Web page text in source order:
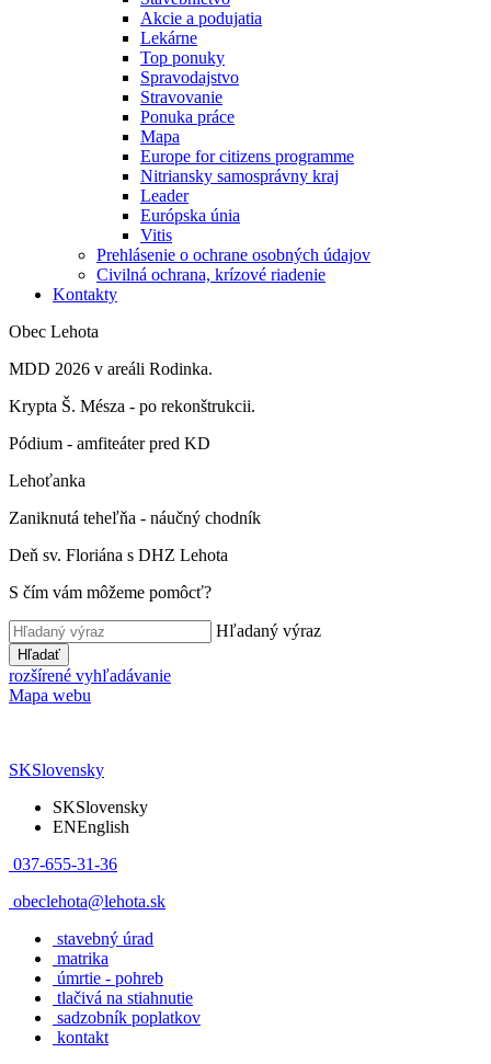
Akcie a podujatia
Lekárne
Top ponuky
Spravodajstvo
Stravovanie
Ponuka práce
Mapa
Europe for citizens programme
Nitriansky samosprávny kraj
Leader
Európska únia
Vitis
Prehlásenie o ochrane osobných údajov
Civilná ochrana, krízové riadenie
Kontakty
Obec Lehota
MDD 2026 v areáli Rodinka.
Krypta Š. Mésza - po rekonštrukcii.
Pódium - amfiteáter pred KD
Lehoťanka
Zaniknutá teheľňa - náučný chodník
Deň sv. Floriána s DHZ Lehota
S čím vám môžeme pomôcť?
Hľadaný výraz
Hľadať
rozšírené vyhľadávanie
Mapa webu
SKSlovensky
SKSlovensky
ENEnglish
037-655-31-36
obeclehota@lehota.sk
stavebný úrad
matrika
úmrtie - pohreb
tlačivá na stiahnutie
sadzobník poplatkov
kontakt